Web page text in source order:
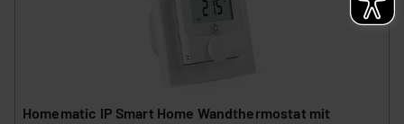
Homematic IP Smart Home Wandthermostat mit